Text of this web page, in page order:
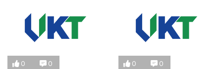
0 0 0 0